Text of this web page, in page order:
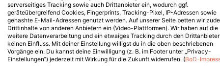
serverseitiges Tracking sowie auch Drittanbieter ein, wodurch ggf.
geräteübergreifend Cookies, Fingerprints, Tracking-Pixel, IP-Adressen sowie
gehashte E-Mail-Adressen genutzt werden. Auf unserer Seite betten wir
Drittinhalte von anderen Anbietern ein (Video-Plattformen). Wir haben auf die
weitere Datenverarbeitung und ein etwaiges Tracking durch den Drittanbieter
keinen Einfluss. Mit deiner Einstellung willigst du in die oben beschriebenen
Vorgänge ein. Du kannst deine Einwilligung (z. B. im Footer unter „Privacy-
Einstellungen“) jederzeit mit Wirkung für die Zukunft widerrufen. (BoD-